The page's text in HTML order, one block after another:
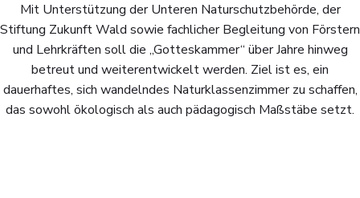
Mit Unterstützung der Unteren Naturschutzbehörde, der
Stiftung Zukunft Wald sowie fachlicher Begleitung von Förstern
und Lehrkräften soll die „Gotteskammer“ über Jahre hinweg
betreut und weiterentwickelt werden. Ziel ist es, ein
dauerhaftes, sich wandelndes Naturklassenzimmer zu schaffen,
das sowohl ökologisch als auch pädagogisch Maßstäbe setzt.